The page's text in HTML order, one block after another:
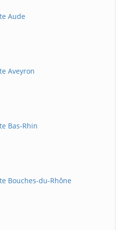
Aude
Aveyron
Bas-Rhin
Bouches-du-Rhône